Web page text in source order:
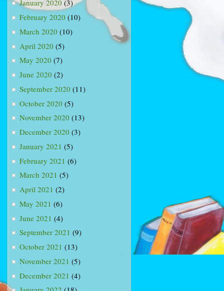
January 2020 (3)
February 2020 (10)
March 2020 (10)
April 2020 (5)
May 2020 (7)
June 2020 (2)
September 2020 (11)
October 2020 (5)
November 2020 (13)
December 2020 (3)
January 2021 (5)
February 2021 (6)
March 2021 (5)
April 2021 (2)
May 2021 (6)
June 2021 (4)
September 2021 (9)
October 2021 (13)
November 2021 (5)
December 2021 (4)